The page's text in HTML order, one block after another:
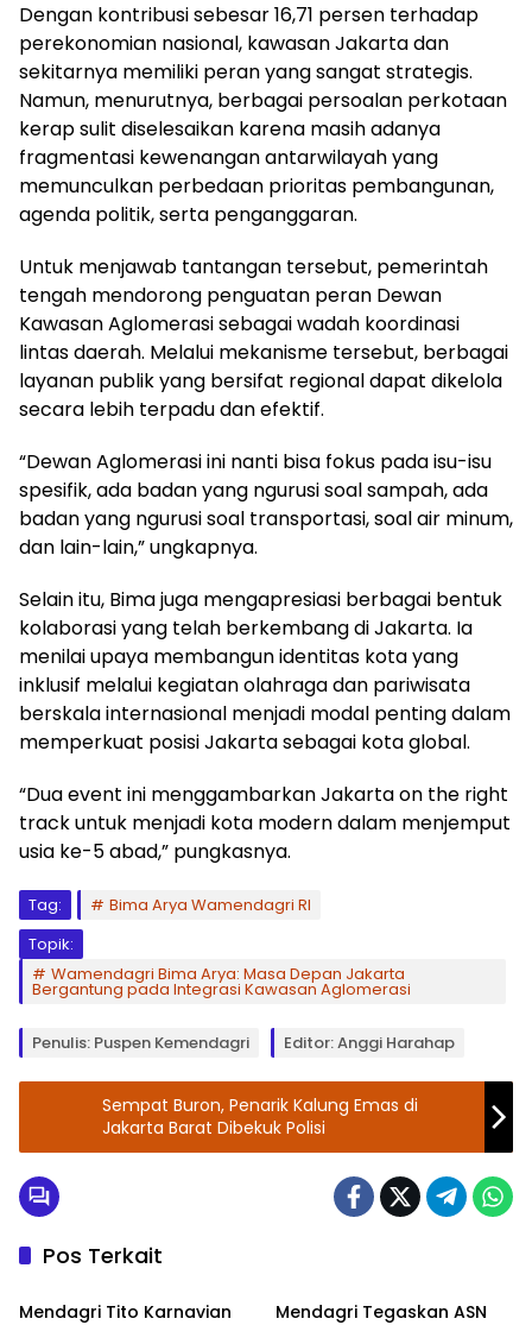
Dengan kontribusi sebesar 16,71 persen terhadap
perekonomian nasional, kawasan Jakarta dan
sekitarnya memiliki peran yang sangat strategis.
Namun, menurutnya, berbagai persoalan perkotaan
kerap sulit diselesaikan karena masih adanya
fragmentasi kewenangan antarwilayah yang
memunculkan perbedaan prioritas pembangunan,
agenda politik, serta penganggaran.
Untuk menjawab tantangan tersebut, pemerintah
tengah mendorong penguatan peran Dewan
Kawasan Aglomerasi sebagai wadah koordinasi
lintas daerah. Melalui mekanisme tersebut, berbagai
layanan publik yang bersifat regional dapat dikelola
secara lebih terpadu dan efektif.
“Dewan Aglomerasi ini nanti bisa fokus pada isu-isu
spesifik, ada badan yang ngurusi soal sampah, ada
badan yang ngurusi soal transportasi, soal air minum,
dan lain-lain,” ungkapnya.
Selain itu, Bima juga mengapresiasi berbagai bentuk
kolaborasi yang telah berkembang di Jakarta. Ia
menilai upaya membangun identitas kota yang
inklusif melalui kegiatan olahraga dan pariwisata
berskala internasional menjadi modal penting dalam
memperkuat posisi Jakarta sebagai kota global.
“Dua event ini menggambarkan Jakarta on the right
track untuk menjadi kota modern dalam menjemput
usia ke-5 abad,” pungkasnya.
Tag:
Bima Arya Wamendagri RI
Topik:
Wamendagri Bima Arya: Masa Depan Jakarta
Bergantung pada Integrasi Kawasan Aglomerasi
Penulis: Puspen Kemendagri Editor: Anggi Harahap
Sempat Buron, Penarik Kalung Emas di
Jakarta Barat Dibekuk Polisi
Pos Terkait
Kemendagri
Mendagri Tito Karnavian
Mendagri Tegaskan ASN